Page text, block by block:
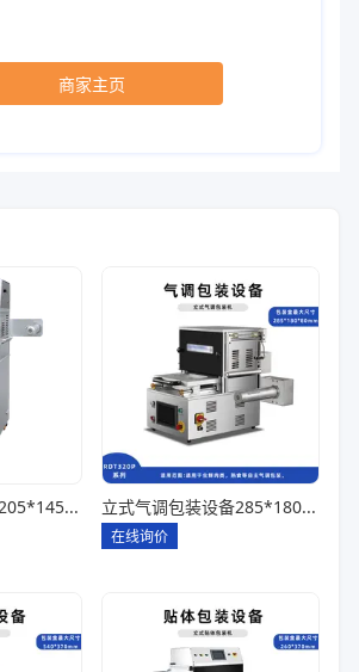
商家主页
立式气调包装设备205*145*85一出四 立式气调包装设备285*180*80一出一
在线询价